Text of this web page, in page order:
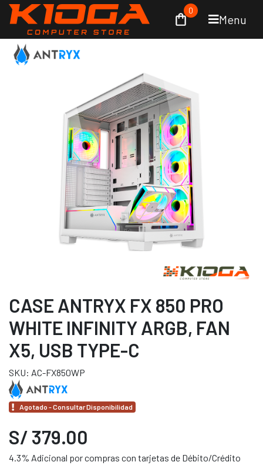
Menu
0
CASE ANTRYX FX 850 PRO
WHITE INFINITY ARGB, FAN
X5, USB TYPE-C
SKU: AC-FX850WP
Agotado - Consultar Disponibilidad
S/ 379.00
4.3% Adicional por compras con tarjetas de Débito/Crédito